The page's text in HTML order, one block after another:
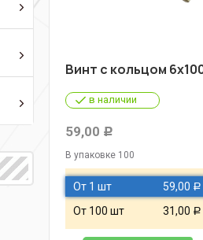
Винт с кольцом
в наличии
59,00 Р
В упаковке 100
От 1 шт 59,00 Р
От 100 шт 31,00 Р